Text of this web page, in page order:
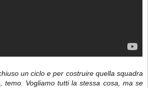
un ciclo e per costruire quella squadra
temo. Vogliamo tutti la stessa cosa, ma se